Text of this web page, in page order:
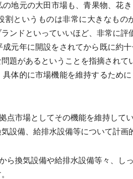
地元の大田市場も、青果物、花
割というものは非常に大きなも
ンドといっていいほど、非常に評
元年に開設をされてから既に約
題があるということを指摘されて
体的に市場機能を維持するため
市場としてその機能を維持して
設備、給排水設備等について計画
換気設備や給排水設備等々、し